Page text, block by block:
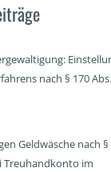
nach § 170
Geldwäsche nach §
Treuhandkonto im